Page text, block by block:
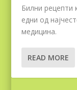
Билни рецепти
едни од
медицина.
READ MORE